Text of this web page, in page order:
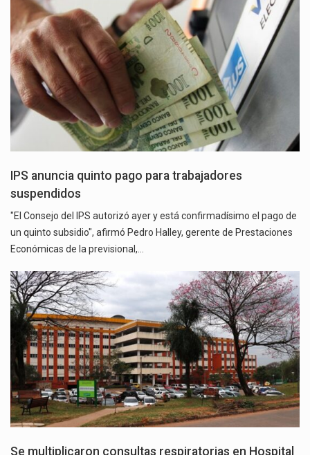
IPS anuncia quinto pago para trabajadores
suspendidos
"El Consejo del IPS autorizó ayer y está confirmadísimo el pago de
un quinto subsidio", afirmó Pedro Halley, gerente de Prestaciones
Económicas de la previsional,…
Se multiplicaron consultas respiratorias en Hospital